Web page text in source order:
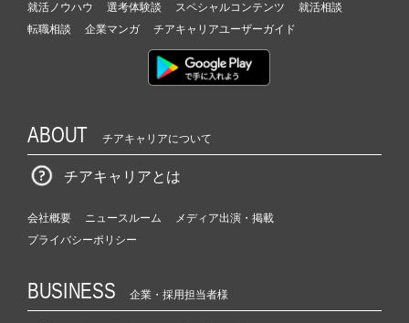
就活ノウハウ 選考体験談 スペシャルコンテンツ
就活相談
転職相談
企業マンガ チアキャリアユーザーガイド
ABOUT チアキャリアについて
チアキャリアとは
会社概要 ニュースルーム
メディア出演・掲載
プライバシーポリシー
BUSINESS 企業・採用担当者様